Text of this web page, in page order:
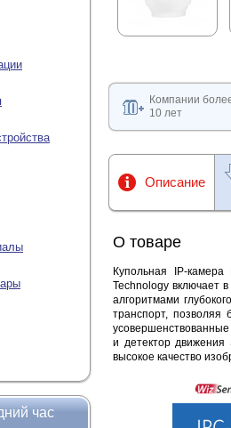
час
Компании
10 лет
Описание
О товаре
Купольная IP-
Technology включает
алгоритмами
транспорт,
усовершенствованные
и детектор движения
высокое качество